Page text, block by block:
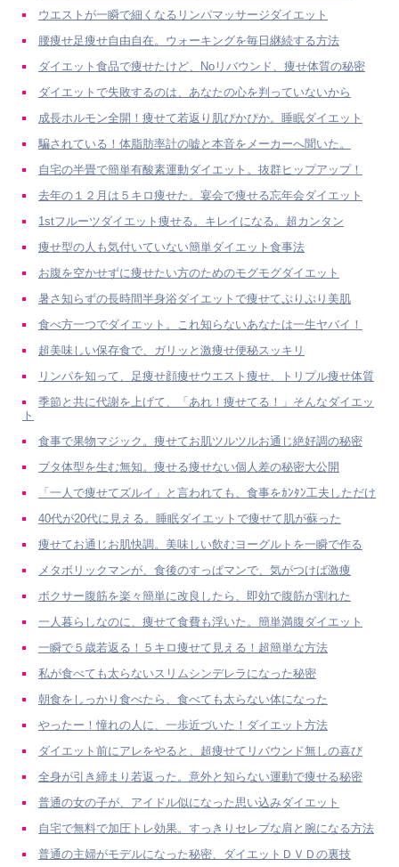
ウエストが一瞬で細くなるリンパマッサージダイエット
腰痩せ足痩せ自由自在。ウォーキングを毎日継続する方法
ダイエット食品で痩せたけど、Noリバウンド、痩せ体質の秘密
ダイエットで失敗するのは、あなたの心を判っていないから
成長ホルモン全開！痩せて若返り肌ぴかぴか。睡眠ダイエット
騙されている！体脂肪率計の嘘と本音をメーカーへ聞いた。
自宅の半畳で簡単有酸素運動ダイエット。抜群ヒップアップ！
去年の１２月は５キロ痩せた。宴会で痩せる忘年会ダイエット
1stフルーツダイエット痩せる。キレイになる。超カンタン
痩せ型の人も気付いていない簡単ダイエット食事法
お腹を空かせずに痩せたい方のためのモグモグダイエット
暑さ知らずの長時間半身浴ダイエットで痩せてぷりぷり美肌
食べ方一つでダイエット。これ知らないあなたは一生ヤバイ！
超美味しい保存食で、ガリッと激痩せ便秘スッキリ
リンパを知って、足痩せ顔痩せウエスト痩せ、トリプル痩せ体質
季節と共に代謝を上げて、「あれ！痩せてる！」そんなダイエッ
ト
食事で果物マジック。痩せてお肌ツルツルお通じ絶好調の秘密
ブタ体型を生む無知。痩せる痩せない個人差の秘密大公開
「一人で痩せてズルイ」と言われても、食事をｶﾝﾀﾝ工夫しただけ
40代が20代に見える。睡眠ダイエットで痩せて肌が蘇った
痩せてお通じお肌快調。美味しい飲むヨーグルトを一瞬で作る
メタボリックマンが、食後のすっぱマンで、気がつけば激痩
ボクサー腹筋を楽々簡単に改良したら、即効で腹筋が割れた
一人暮らしなのに、痩せて食費も浮いた。簡単満腹ダイエット
一瞬で５歳若返る！５キロ痩せて見える！超簡単な方法
私が食べても太らないスリムシンデレラになった秘密
朝食をしっかり食べたら、食べても太らない体になった
やったー！憧れの人に、一歩近づいた！ダイエット方法
ダイエット前にアレをやると、超痩せてリバウンド無しの喜び
全身が引き締まり若返った。意外と知らない運動で痩せる秘密
普通の女の子が、アイドル似になった思い込みダイエット
自宅で無料で加圧トレ効果。すっきりセレブな肩と腕になる方法
普通の主婦がモデルになった秘密、ダイエットＤＶＤの裏技